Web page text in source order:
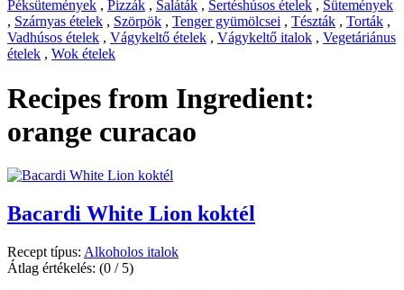
Péksütemények , Pizzák , Saláták , Sertéshúsos ételek , Sütemények
, Szárnyas ételek , Szörpök , Tenger gyümölcsei , Tészták , Torták ,
Vadhúsos ételek , Vágykeltő ételek , Vágykeltő italok , Vegetáriánus
ételek , Wok ételek
Recipes from Ingredient:
orange curacao
Bacardi White Lion koktél
Recept típus: Alkoholos italok
Átlag értékelés: (0 / 5)